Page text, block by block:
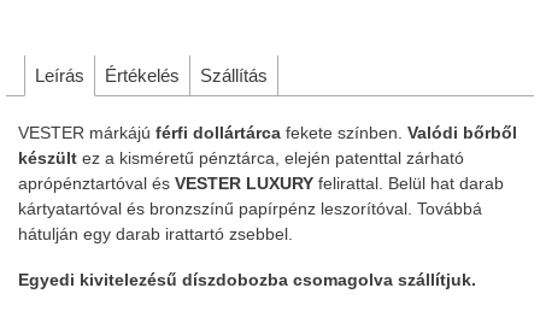
Leírás Értékelés Szállítás
VESTER márkájú férfi dollártárca fekete színben. Valódi bőrből
készült ez a kisméretű pénztárca, elején patenttal zárható
aprópénztartóval és VESTER LUXURY felirattal. Belül hat darab
kártyatartóval és bronzszínű papírpénz leszorítóval. Továbbá
hátulján egy darab irattartó zsebbel.
Egyedi kivitelezésű díszdobozba csomagolva szállítjuk.